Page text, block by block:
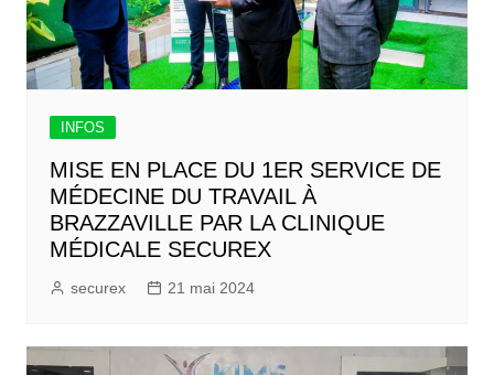
INFOS
MISE EN PLACE DU 1ER SERVICE DE
MÉDECINE DU TRAVAIL À
BRAZZAVILLE PAR LA CLINIQUE
MÉDICALE SECUREX
securex 21 mai 2024